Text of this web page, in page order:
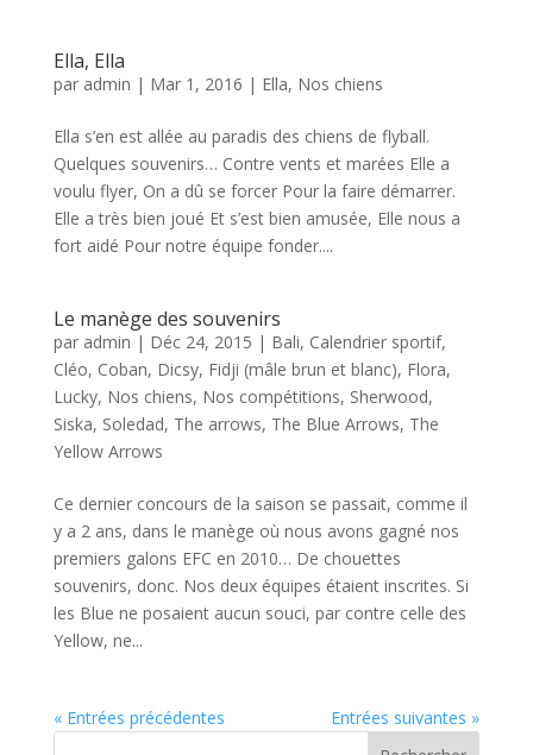
Ella, Ella
par admin | Mar 1, 2016 | Ella, Nos chiens
Ella s’en est allée au paradis des chiens de flyball.
Quelques souvenirs… Contre vents et marées Elle a
voulu flyer, On a dû se forcer Pour la faire démarrer.
Elle a très bien joué Et s’est bien amusée, Elle nous a
fort aidé Pour notre équipe fonder....
Le manège des souvenirs
par admin | Déc 24, 2015 | Bali, Calendrier sportif,
Cléo, Coban, Dicsy, Fidji (mâle brun et blanc), Flora,
Lucky, Nos chiens, Nos compétitions, Sherwood,
Siska, Soledad, The arrows, The Blue Arrows, The
Yellow Arrows
Ce dernier concours de la saison se passait, comme il
y a 2 ans, dans le manège où nous avons gagné nos
premiers galons EFC en 2010… De chouettes
souvenirs, donc. Nos deux équipes étaient inscrites. Si
les Blue ne posaient aucun souci, par contre celle des
Yellow, ne...
« Entrées précédentes
Entrées suivantes »